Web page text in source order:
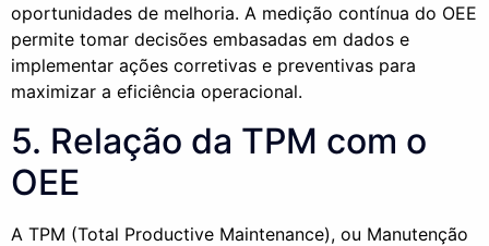
oportunidades de melhoria. A medição contínua do OEE
permite tomar decisões embasadas em dados e
implementar ações corretivas e preventivas para
maximizar a eficiência operacional.
5. Relação da TPM com o
OEE
A TPM (Total Productive Maintenance), ou Manutenção